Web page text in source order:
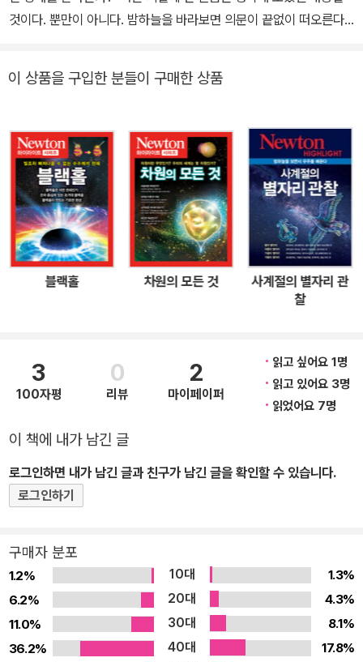
것이다. 뿐만이 아니다. 밤하늘을 바라보면 의문이 끝없이 떠오른다.
를 어떻게 알 수 있을까…?’ 그만큼 우주는 신비로운 대상이다. 이 책
문 현상 등, 우주에 관한 핵심적인 68가지 의문에 대해 정밀한 사진
과 그림을 바탕으로 답하는 책이다. 먼저 Part 1, 2에서는 항성·행성·
별자리·혜성·월식·망원경 등 밤하늘과 천문 관측에 관한 의문과 답을
알아본다. 1등성, 2등성 등 별의 등급과 같은 기본적인 사항에서부터
적외선·자외선·X선 망원경, 간섭계, ALMA 망원경 등 다양한 내용을
다룬다. Part 3에서는 별에 대한 의문에 답한다. 항성의 탄생과 죽음,
갈색 왜성, 행성상 성운, 변광성, 신성, 성단·성운과 함께 별까지의 거
리 측정, 별의 밝기와 크기에 대해서도 설명한다. Part 4의 주제는
결한다. Part 5에서는 우주의 신기한 천체와 그 현상들을 다룬다. 중
성자별과 블랙홀, 화이트홀, 웜홀, 퀘이사, 감마선 버스트 등이 그 주
인공이다. 고요한 밤하늘의 분위기에서는 상상하기 힘든 강력하고도
는 대우주에 관한 의문에 대해 답한다. 우주의 팽창, 우주의 시작과
끝, 빅뱅, 다중 우주, 암흑 물질과 암흑 에너지, 우주의 미래, 우주와
차원 등 우주론에 해당하는 핵심 화제를 집중 설명한다. 지금까지 말
8가지의 ‘의문’에 철저하고도 쉽게 답을 한다. 이 책을 통해 별과 우주
를 더욱 깊고 넓게 이해할 수 있을 것이다. 2. 특장 ● 항성, 행성, 별
자리, 혜성, 월식, 망원경 등 밤하늘과 관측에 관한 의문 해결 밤하늘
과 그것을 관측하는 일은 우주를 파악하는 기본에 해당한다. 밤하늘
의 주인공인 별(항성)과 그들이 만드는 별자리에서 시작해 행성과 혜
이 상품을 구입한 분들이 구매한 상품
블랙홀 차원의 모든 것
사계절의 별자리 관
찰
3
100자평
0
리뷰
2
마이페이퍼
읽고 싶어요 1명
읽고 있어요 3명
읽었어요 7명
이 책에 내가 남긴 글
로그인하면 내가 남긴 글과 친구가 남긴 글을 확인할 수 있습니다.
로그인하기
구매자 분포
1.2% 10대
1.3%
6.2%
20대
4.3%
11.0%
30대
8.1%
36.2%
40대
17.8%